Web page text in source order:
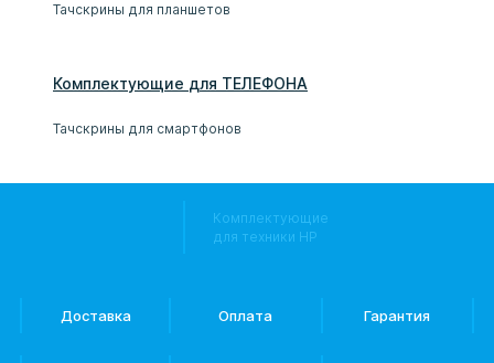
Тачскрины для планшетов
Комплектующие для ТЕЛЕФОНА
Тачскрины для смартфонов
Комплектующие
для техники HP
Доставка Оплата Гарантия